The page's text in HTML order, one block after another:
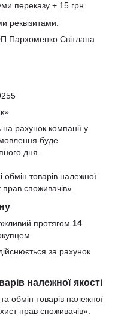
переказу + 15 грн.
реквізитами:
Пархоменко Світлана
рахунок компанії у
буде
дня.
товарів належної
споживачів»
протягом 14
за рахунок
належної якості
обмін товарів належної
прав споживачів».